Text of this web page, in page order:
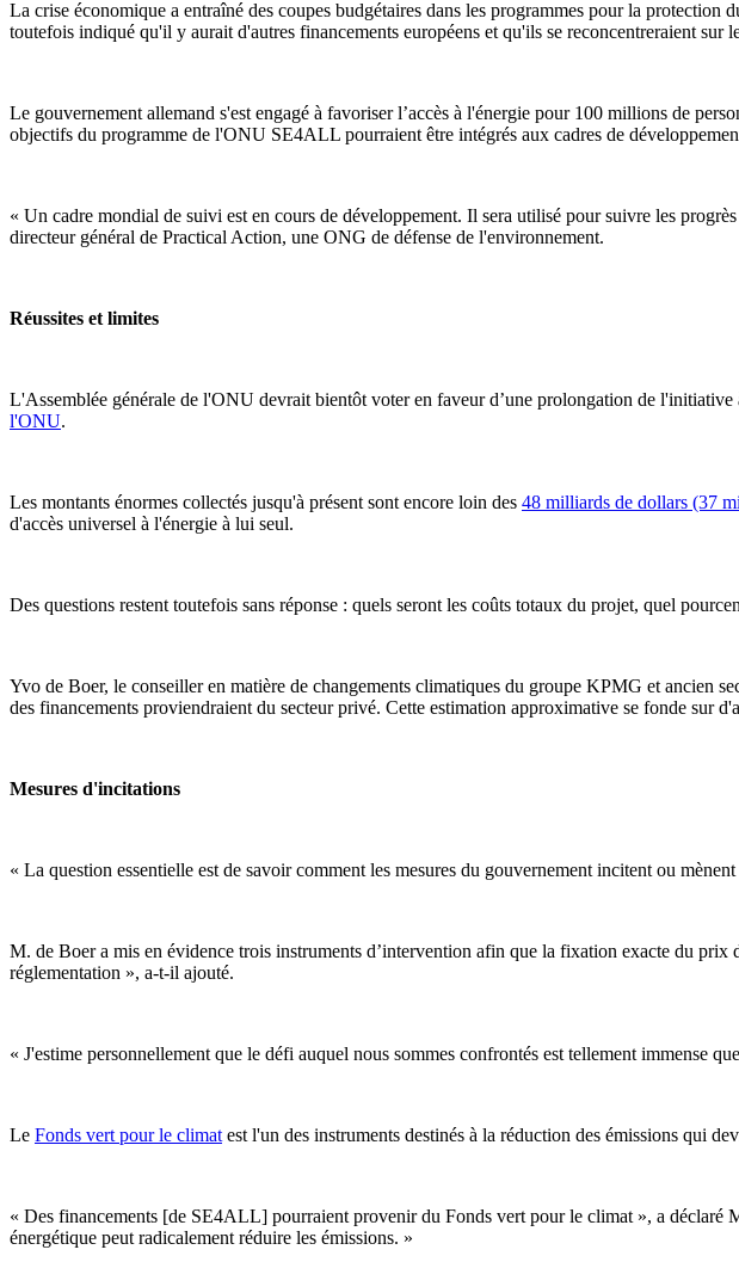
La crise économique a entraîné des coupes budgétaires dans les programmes pour la
toutefois indiqué qu'il y aurait d'autres financements européens et qu'ils se reconcentreraient sur
Le gouvernement allemand s'est engagé à favoriser l’accès à l'énergie pour 100 millions de
objectifs du programme de l'ONU SE4ALL pourraient être intégrés aux cadres de
« Un cadre mondial de suivi est en cours de développement. Il sera utilisé pour suivre les
directeur général de Practical Action, une ONG de défense de l'environnement.
Réussites et limites
L'Assemblée générale de l'ONU devrait bientôt voter en faveur d’une prolongation de l'initiative
l'ONU.
Les montants énormes collectés jusqu'à présent sont encore loin des 48 milliards de dollars (37
d'accès universel à l'énergie à lui seul.
Des questions restent toutefois sans réponse : quels seront les coûts totaux du projet, quel
Yvo de Boer, le conseiller en matière de changements climatiques du groupe KPMG et ancien
des financements proviendraient du secteur privé. Cette estimation approximative se fonde sur
Mesures d'incitations
« La question essentielle est de savoir comment les mesures du gouvernement incitent ou
M. de Boer a mis en évidence trois instruments d’intervention afin que la fixation exacte du
réglementation », a-t-il ajouté.
« J'estime personnellement que le défi auquel nous sommes confrontés est tellement immense
Le Fonds vert pour le climat est l'un des instruments destinés à la réduction des émissions qui
« Des financements [de SE4ALL] pourraient provenir du Fonds vert pour le climat », a déclaré
énergétique peut radicalement réduire les émissions. »